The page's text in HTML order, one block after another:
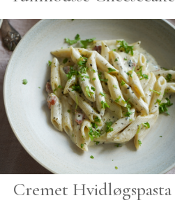
Cremet Hvidløgspasta